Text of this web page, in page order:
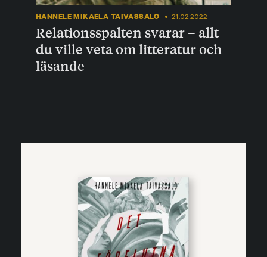
HANNELE MIKAELA TAIVASSALO 21.02.2022
Relationsspalten svarar – allt
du ville veta om litteratur och
läsande